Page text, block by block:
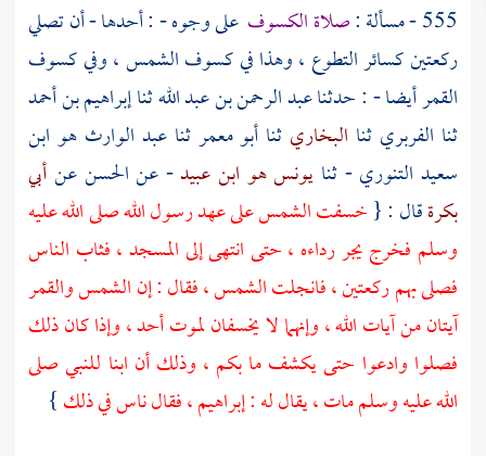
555 - مسألة : صلاة الكسوف على وجوه - : أحدها - أن تصلي
ركعتين كسائر التطوع ، وهذا في كسوف الشمس ، وفي كسوف
القمر أيضا - : حدثناعبد الرحمن بن عبد اللهثناإبراهيم بن أحمد
ثنا الفربري ثنا البخاري ثنا أبو معمرثناعبد الوارث هو ابن
سعيد التنوري- ثنا يونس هو ابن عبيد- عنالحسنعنأبي
بكرةقال : {خسفت الشمس على عهد رسول الله صلى الله عليه
وسلم فخرج يجر رداءه ، حتى انتهى إلى المسجد ، فثاب الناس
فصلى بهم ركعتين ، فانجلت الشمس ، فقال : إن الشمس والقمر
آيتان من آيات الله ، وإنهما لا يخسفان لموت أحد ، وإذا كان ذلك
فصلوا وادعوا حتى يكشف ما بكم ، وذلك أن ابنا للنبي صلى
الله عليه وسلم مات ، يقال له :إبراهيم، فقال ناس في ذلك}